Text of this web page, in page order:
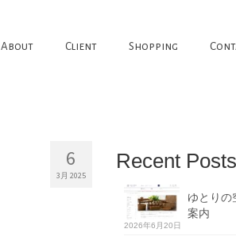
About Client Shopping
6
3月 2025
Recent Posts
ゆとりの
案内
2026年6月20日